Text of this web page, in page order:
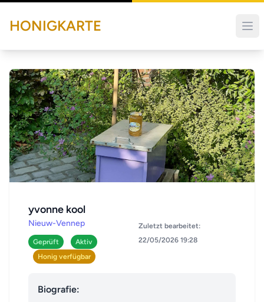
HONIGKARTE
yvonne kool
Nieuw-Vennep
Geprüft
Aktiv
Honig verfügbar
Zuletzt bearbeitet:
22/05/2026 19:28
Biografie: